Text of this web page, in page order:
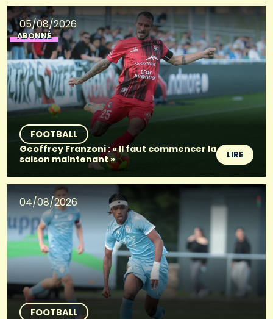
05/08/2026
ABONNÉ
FOOTBALL
Geoffrey Franzoni : « Il faut commencer la
saison maintenant »
LIRE
04/08/2026
FOOTBALL